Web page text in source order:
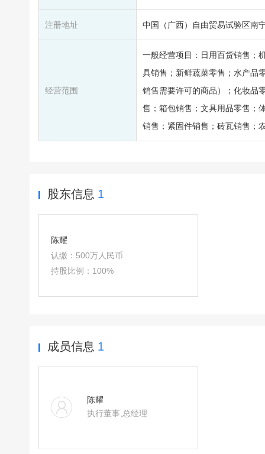
注册地址 中国（广西）自由贸易试验区南
经营范围
一般经营项目：日用百货销售；
具销售；新鲜蔬菜零售；水产品
销售需要许可的商品）；化妆品
售；箱包销售；文具用品零售；
销售；紧固件销售；砖瓦销售；
股东信息 1
陈耀
认缴： 500万人民币
持股比例： 100%
成员信息 1
陈耀
执行董事,总经理